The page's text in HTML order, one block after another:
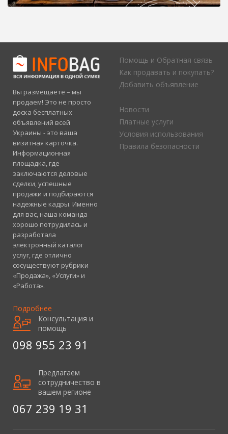
Вы размещаете – мы
продаем! Это не просто
доска бесплатных
объявлений всей
Украины - это ваша
визитная карточка.
Информационная
площадка, где
заключаются деловые
сделки, успешные
продажи и подбираются
надежные кадры. Именно
для вас, наша команда
хорошо потрудилась и
разработала
электронный каталог
услуг, где отлично
сосуществуют рубрики
«Продажа», «Услуги» и
«Работа».
Подробнее
Помощь и Обратная связь
Как продавать и покупать?
Добавить объявление
Новости
Платные услуги
Условия использования
Правила безопасности
Консультация и
помощь
098 955 23 91
Предлагаем
сотрудничество в
вашем регионе
067 239 19 31